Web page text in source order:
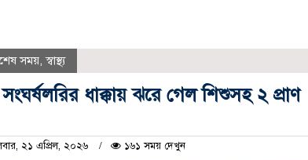
সময়,স্বাস্থ্য
সংঘর্ষলরির ধাক্কায় ঝরে গেল শিশুসহ ২ প্রাণ
২১ এপ্রিল, ২০২৬ ১৬১ সময় দেখুন